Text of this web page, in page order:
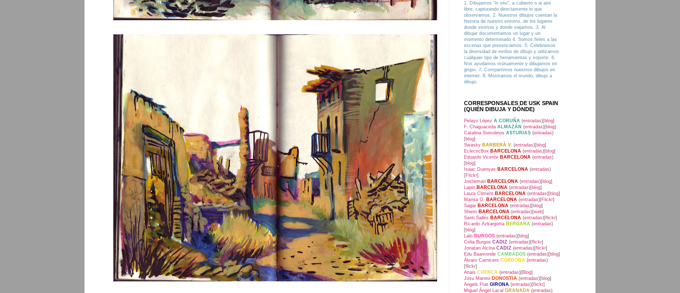
1. Dibujamos "in situ", a cubierto o al aire
libre, capturando directamente lo que
observamos. 2. Nuestros dibujos cuentan la
historia de nuestro entorno, de los lugares
donde vivimos y donde viajamos. 3. Al
dibujar documentamos un lugar y un
momento determinado 4. Somos fieles a las
escenas que presenciamos. 5. Celebramos
la diversidad de estilos de dibujo y utilizamos
cualquier tipo de herramientas y soporte. 6.
Nos ayudamos mútuamente y dibujamos en
grupo. 7. Compartimos nuestros dibujos en
internet. 8. Mostramos el mundo, dibujo a
dibujo.
CORRESPONSALES DE USK SPAIN
(QUIÉN DIBUJA Y DÓNDE)
Pelayo López A CORUÑA (entradas)[blog]
F. Chaguaceda ALMAZÁN (entradas)[blog]
Catalina Somolinos ASTURIAS (entradas)
[blog]
Swasky BARBERÀ V. (entradas)[blog]
EclecticBox BARCELONA (entradas)[blog]
Eduardo Vicente BARCELONA (entradas)
[blog]
Isaac Duenyas BARCELONA (entradas)
[Flickr]
Joshemari BARCELONA (entradas)[blog]
Lapin BARCELONA (entradas)[blog]
Laura Climent BARCELONA (entradas)[blog]
Marisa O. BARCELONA (entradas)[Flickr]
Sagar BARCELONA (entradas)[blog]
Shiem BARCELONA (entradas)[web]
Santi Sallés BARCELONA (entradas)[flickr]
Ricardo Azkargorta BERGARA (entradas)
[blog]
Lalo BURGOS (entradas)[blog]
Celia Burgos CADIZ (entradas)[flickr]
Jonatan Alcina CADIZ (entradas)[flickr]
Edu Baamonde CAMBADOS (entradas)[blog]
Álvaro Carnicero CÓRDOBA (entradas)
[flickr]
Anais CUENCA (entradas)[Blog]
Josu Maroto DONOSTIA (entradas)[blog]
Angels Prat GIRONA (entradas)[flickr]
Miguel Ángel Lacal GRANADA (entradas)